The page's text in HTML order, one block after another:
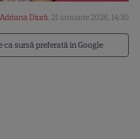
ca sursă preferată în Google
Adriana Diură, 21 ianuarie 2026, 14:30